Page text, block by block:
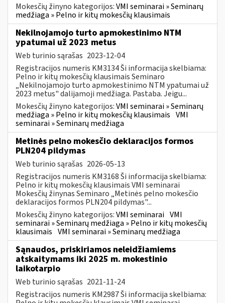
Mokesčių žinyno kategorijos:VMI seminarai » Seminarų
medžiaga » Pelno ir kitų mokesčių klausimais
Nekilnojamojo turto apmokestinimo NTM
ypatumai už 2023 metus
Web turinio sąrašas 2023-12-04
Registracijos numeris KM3134 Ši informacija skelbiama:
Pelno ir kitų mokesčių klausimais Seminaro
„Nekilnojamojo turto apmokestinimo NTM ypatumai už
2023 metus" dalijamoji medžiaga. Pastaba. Jeigu...
Mokesčių žinyno kategorijos:VMI seminarai » Seminarų
medžiaga » Pelno ir kitų mokesčių klausimais VMI
seminarai » Seminarų medžiaga
Metinės pelno mokesčio deklaracijos formos
PLN204 pildymas
Web turinio sąrašas 2026-05-13
Registracijos numeris KM3168 Ši informacija skelbiama:
Pelno ir kitų mokesčių klausimais VMI seminarai
Mokesčių žinynas Seminaro „Metinės pelno mokesčio
deklaracijos formos PLN204 pildymas"...
Mokesčių žinyno kategorijos:VMI seminarai VMI
seminarai » Seminarų medžiaga » Pelno ir kitų mokesčių
klausimais VMI seminarai » Seminarų medžiaga
Sąnaudos, priskiriamos neleidžiamiems
atskaitymams iki 2025 m. mokestinio
laikotarpio
Web turinio sąrašas 2021-11-24
Registracijos numeris KM2987 Ši informacija skelbiama: